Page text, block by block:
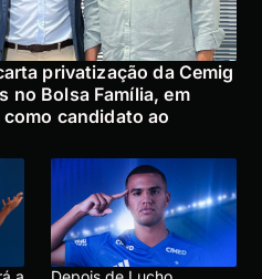
privatização da Cemig
no Bolsa Família, em
candidato ao